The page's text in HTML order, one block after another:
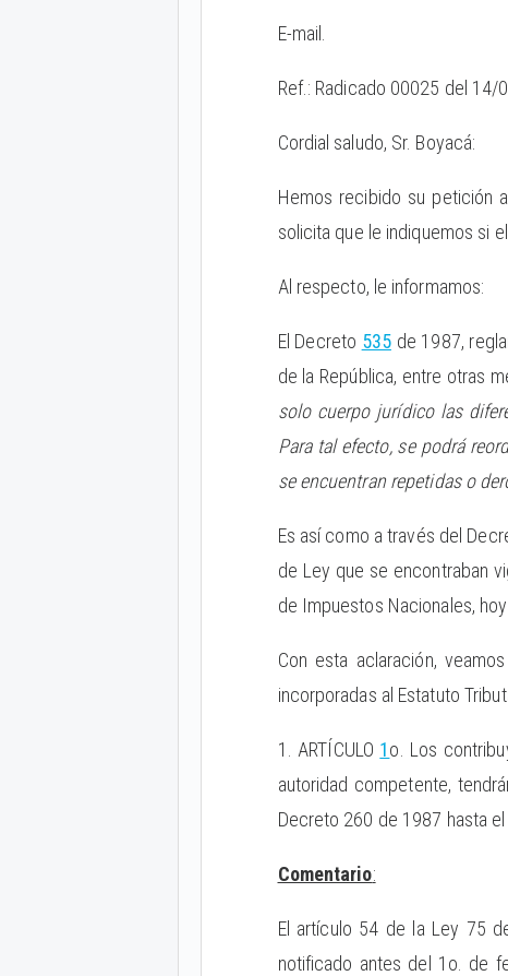
E-mail.
Ref.: Radicado 00025 del 14/
Cordial saludo, Sr. Boyacá:
Hemos recibido su petición
solicita que le indiquemos si
Al respecto, le informamos:
El Decreto 535de 1987,
de la República, entre otras
solo cuerpo jurídico las
Para tal efecto, se podrá
se encuentran repetidas o
Es así como a través del
de Ley que se encontraban
de Impuestos Nacionales,
Con esta aclaración,
incorporadas al Estatuto
1. ARTÍCULO 1o. Los
autoridad competente,
Decreto 260 de 1987 hasta
Comentario:
El artículo 54 de la Ley 75
notificado antes del 1o. de